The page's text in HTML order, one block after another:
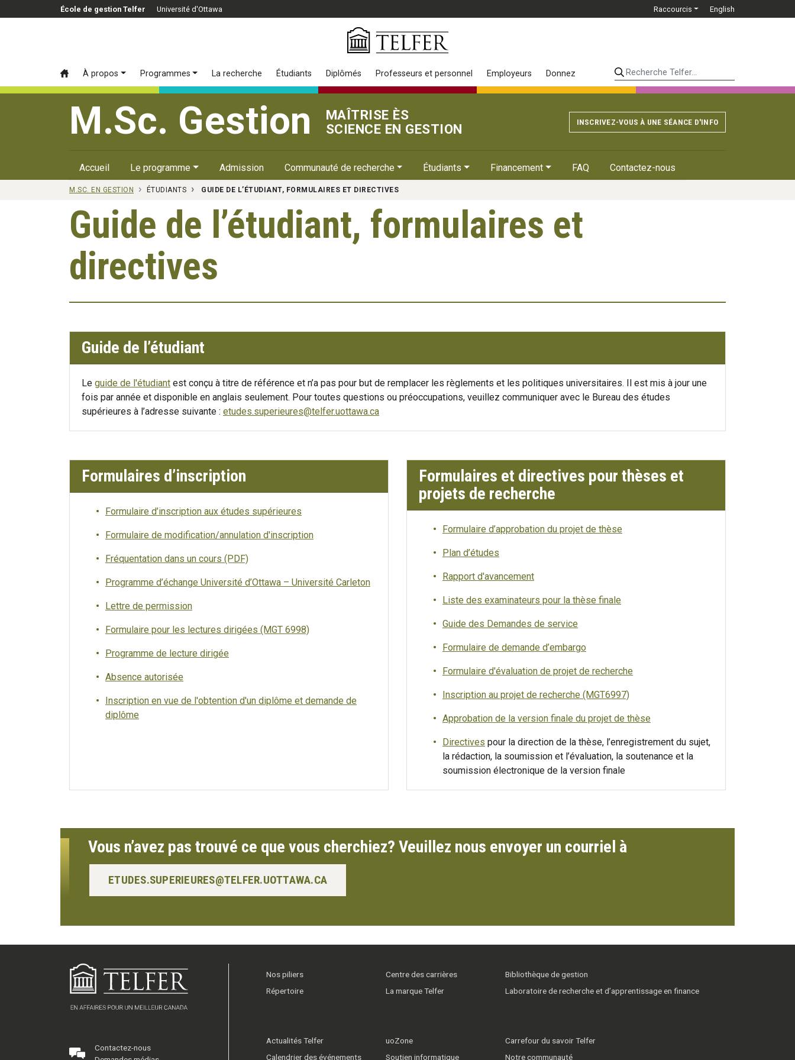
Passer au contenu principal
École de gestion Telfer Université d'Ottawa Raccourcis English
À propos Programmes La recherche Étudiants Diplômés Professeurs et personnel Employeurs DonnezRecherche Telfer...
M.Sc. Gestion
MAÎTRISE ÈS
SCIENCE EN GESTION
INSCRIVEZ-VOUS À UNE SÉANCE D'INFO
Accueil Le programme Admission Communauté de recherche Étudiants Financement FAQ Contactez-nous
M.SC. EN GESTION ÉTUDIANTS GUIDE DE L’ÉTUDIANT, FORMULAIRES ET DIRECTIVES
Guide de l’étudiant, formulaires et
directives
Guide de l’étudiant
Le guide de l'étudiant est conçu à titre de référence et n’a pas pour but de remplacer les règlements et les politiques universitaires. Il est mis à jour une
fois par année et disponible en anglais seulement. Pour toutes questions ou préoccupations, veuillez communiquer avec le Bureau des études
supérieures à l’adresse suivante : etudes.superieures@telfer.uottawa.ca
Formulaires d’inscription
Formulaire d’inscription aux études supérieures
Formulaire de modification/annulation d'inscription
Fréquentation dans un cours (PDF)
Programme d’échange Université d’Ottawa – Université Carleton
Lettre de permission
Formulaire pour les lectures dirigées (MGT 6998)
Programme de lecture dirigée
Absence autorisée
Inscription en vue de l'obtention d'un diplôme et demande de
diplôme
Formulaires et directives pour thèses et
projets de recherche
Formulaire d’approbation du projet de thèse
Plan d’études
Rapport d'avancement
Liste des examinateurs pour la thèse finale
Guide des Demandes de service
Formulaire de demande d’embargo
Formulaire d'évaluation de projet de recherche
Inscription au projet de recherche (MGT6997)
Approbation de la version finale du projet de thèse
Directives pour la direction de la thèse, l’enregistrement du sujet,
la rédaction, la soumission et l’évaluation, la soutenance et la
soumission électronique de la version finale
Vous n’avez pas trouvé ce que vous cherchiez? Veuillez nous envoyer un courriel à
ETUDES.SUPERIEURES@TELFER.UOTTAWA.CA
Contactez-nous
Nos piliers
Répertoire
Centre des carrières
La marque Telfer
Bibliothèque de gestion
Laboratoire de recherche et d’apprentissage en finance
Actualités Telfer
Calendrier des événements
uoZone
Soutien informatique
Carrefour du savoir Telfer
Notre communauté